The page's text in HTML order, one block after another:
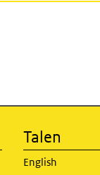
Talen
English